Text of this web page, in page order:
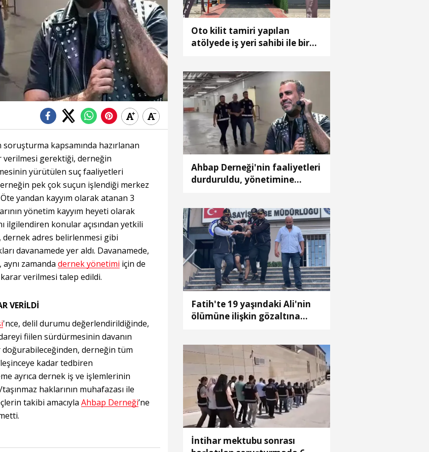
kapsamında hazırlanan
gerektiği, derneğin
yürütülen suç faaliyetleri
pek çok suçun işlendiği merkez
yandan kayyım olarak atanan 3
yönetim kayyım heyeti olarak
ilgilendiren konular açısından yetkili
adres belirlenmesi gibi
davanamede yer aldı. Davanamede,
zamanda dernek yönetimi için de
verilmesi talep edildi.
VERİLDİ
'nce, delil durumu değerlendirildiğinde,
fiilen sürdürmesinin davanın
doğurabileceğinden, derneğin tüm
kadar tedbiren
ayrıca dernek iş ve işlemlerinin
haklarının muhafazası ile
takibi amacıyla Ahbap Derneği’ne
Oto kilit tamiri yapılan
atölyede iş yeri sahibi ile bir
Ahbap Derneği'nin faaliyetleri
durduruldu, yönetimine
Fatih'te 19 yaşındaki Ali'nin
ölümüne ilişkin gözaltına
İntihar mektubu sonrası